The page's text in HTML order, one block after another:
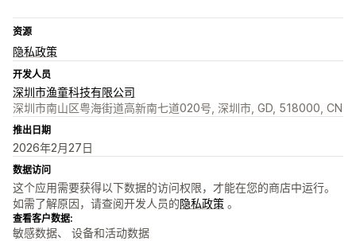
资源
隐私政策
开发人员
深圳市渔童科技有限公司
深圳市南山区粤海街道高新南七道020号, 深圳市, GD, 518000, CN
推出日期
2026年2月27日
数据访问
这个应用需要获得以下数据的访问权限，才能在您的商店中运行。
如需了解原因，请查阅开发人员的隐私政策 。
查看客户数据:
敏感数据、 设备和活动数据